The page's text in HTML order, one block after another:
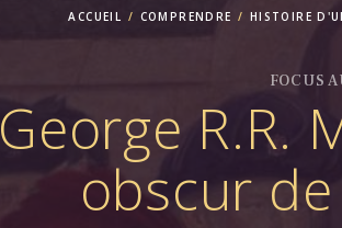
ACCUEIL COMPRENDRE HISTOIRE
FOCUS
George R.R.
obscur